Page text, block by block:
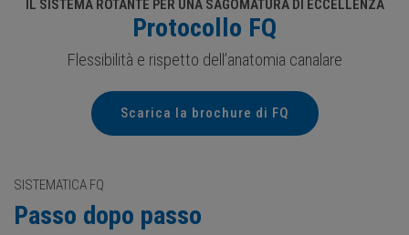
IL SISTEMA ROTANTE PER UNA SAGOMATURA DI ECCELLENZA
Protocollo FQ
Flessibilità e rispetto dell’anatomia canalare
Scarica la brochure di FQ
SISTEMATICA FQ
Passo dopo passo